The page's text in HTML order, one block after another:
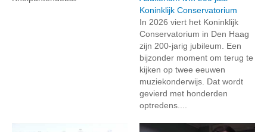
Koninklijk Conservatorium
In 2026 viert het Koninklijk
Conservatorium in Den Haag
zijn 200-jarig jubileum. Een
bijzonder moment om terug te
kijken op twee eeuwen
muziekonderwijs. Dat wordt
gevierd met honderden
optredens....